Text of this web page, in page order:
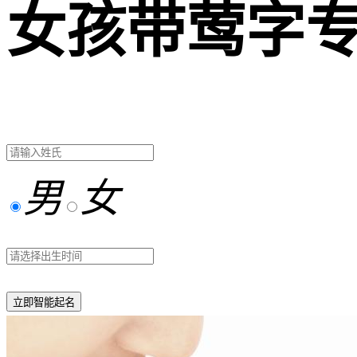
女孩带莺字
男 女
立即智能起名